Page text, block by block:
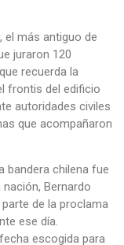
el más antiguo de
juraron 120
recuerda la
frontis del edificio
autoridades civiles
que acompañaron
bandera chilena fue
Bernardo
parte de la proclama
ese día.
escogida para